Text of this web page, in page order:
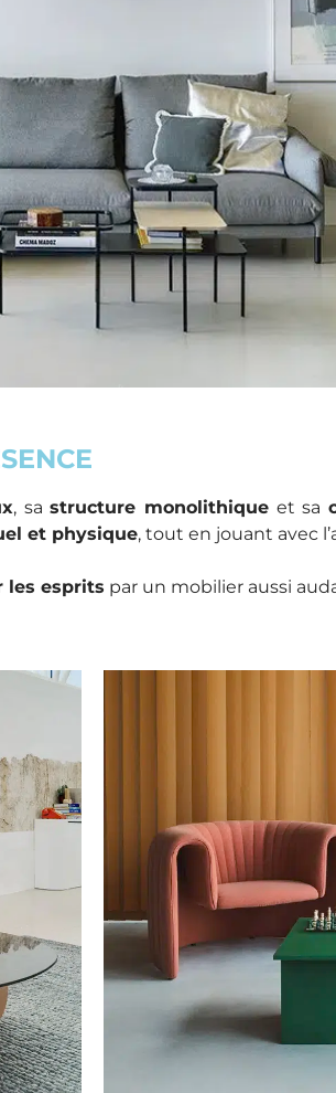
, sastructure monolithiqueet sa
et physique, tout en jouant avec
les esprits par un mobilier aussi